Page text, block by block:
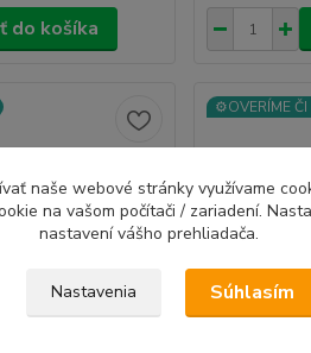
do košíka
⚙️OVERÍME ČI
naše webové stránky využívame
na vašom počítači / zariadení.
nastavení vášho prehliadača.
Nastavenia Súhlasím